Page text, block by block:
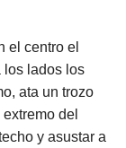
el centro el
los lados los
ata un trozo
del
y asustar a